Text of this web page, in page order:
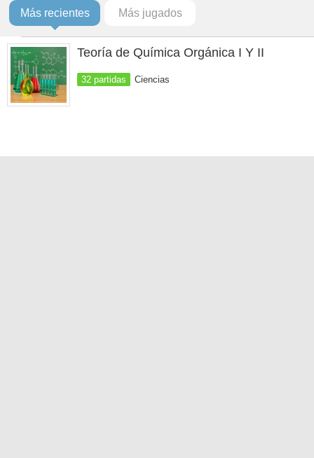
Más recientes Más jugados
Teoría de Química Orgánica I Y II
32 partidas Ciencias